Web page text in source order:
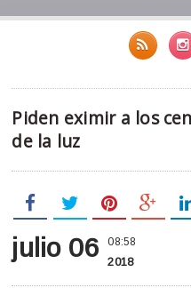
Piden eximir a los
de la luz
julio 06 08:58
2018